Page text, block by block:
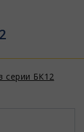
серии БК12